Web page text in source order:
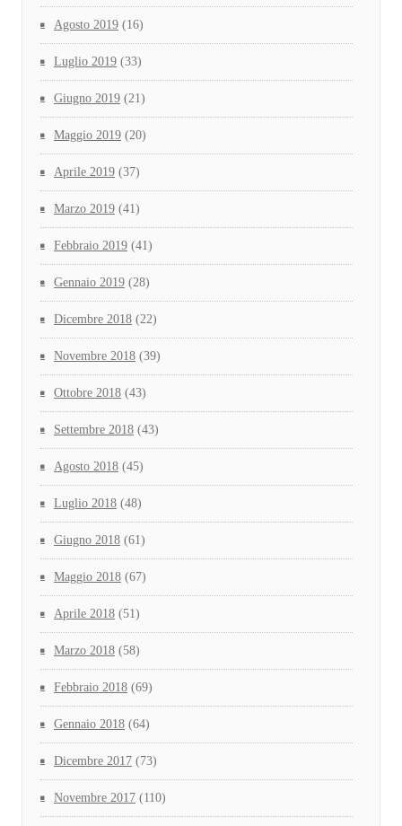
Agosto 2019 (16)
Luglio 2019 (33)
Giugno 2019 (21)
Maggio 2019 (20)
Aprile 2019 (37)
Marzo 2019 (41)
Febbraio 2019 (41)
Gennaio 2019 (28)
Dicembre 2018 (22)
Novembre 2018 (39)
Ottobre 2018 (43)
Settembre 2018 (43)
Agosto 2018 (45)
Luglio 2018 (48)
Giugno 2018 (61)
Maggio 2018 (67)
Aprile 2018 (51)
Marzo 2018 (58)
Febbraio 2018 (69)
Gennaio 2018 (64)
Dicembre 2017 (73)
Novembre 2017 (110)